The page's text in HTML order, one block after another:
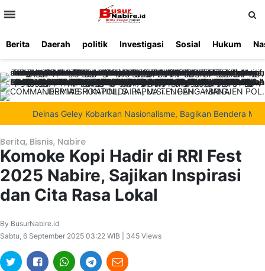
Berita Daerah politik Investigasi Sosial Hukum
Deinas Geley Kobarkan Nasionalisme, Bagikan Bendera
Berita, Bisnis, Nabire
Komoke Kopi Hadir di RRI Fest
2025 Nabire, Sajikan Inspirasi
dan Cita Rasa Lokal
By BusurNabire.id
Sabtu, 6 September 2025 03:22 WIB | 345 Views